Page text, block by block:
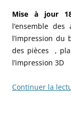
Mise à jour
l’ensemble
l’impression
des pièces ,
l’impression 3D
Continuer la